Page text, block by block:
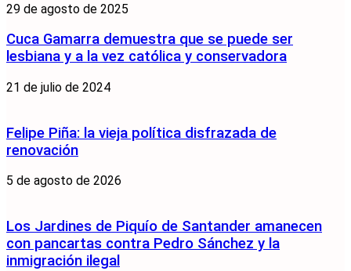
29 de agosto de 2025
Cuca Gamarra demuestra que se puede ser
lesbiana y a la vez católica y conservadora
21 de julio de 2024
Felipe Piña: la vieja política disfrazada de
renovación
5 de agosto de 2026
Los Jardines de Piquío de Santander amanecen
con pancartas contra Pedro Sánchez y la
inmigración ilegal